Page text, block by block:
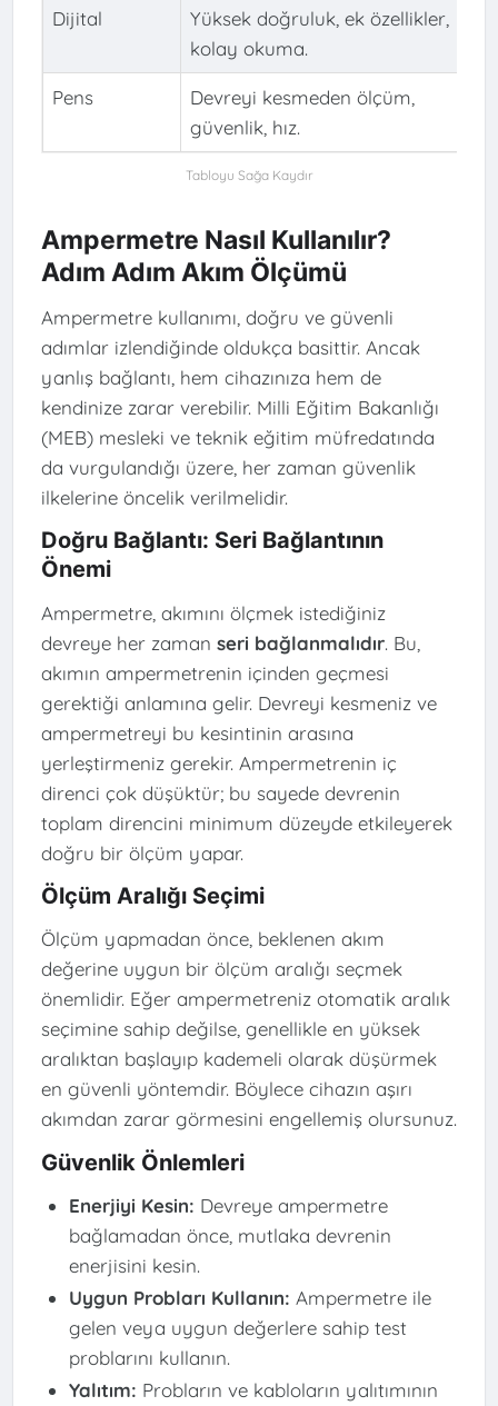
Dijital
Yüksek doğruluk, ek özellikler,
kolay okuma.
Pens
Devreyi kesmeden ölçüm,
güvenlik, hız.
Ampermetre Nasıl Kullanılır?
Adım Adım Akım Ölçümü
Ampermetre kullanımı, doğru ve güvenli
adımlar izlendiğinde oldukça basittir. Ancak
yanlış bağlantı, hem cihazınıza hem de
kendinize zarar verebilir. Milli Eğitim Bakanlığı
(MEB) mesleki ve teknik eğitim müfredatında
da vurgulandığı üzere, her zaman güvenlik
ilkelerine öncelik verilmelidir.
Doğru Bağlantı: Seri Bağlantının
Önemi
Ampermetre, akımını ölçmek istediğiniz
devreye her zaman seri bağlanmalıdır. Bu,
akımın ampermetrenin içinden geçmesi
gerektiği anlamına gelir. Devreyi kesmeniz ve
ampermetreyi bu kesintinin arasına
yerleştirmeniz gerekir. Ampermetrenin iç
direnci çok düşüktür; bu sayede devrenin
toplam direncini minimum düzeyde etkileyerek
doğru bir ölçüm yapar.
Ölçüm Aralığı Seçimi
Ölçüm yapmadan önce, beklenen akım
değerine uygun bir ölçüm aralığı seçmek
önemlidir. Eğer ampermetreniz otomatik aralık
seçimine sahip değilse, genellikle en yüksek
aralıktan başlayıp kademeli olarak düşürmek
en güvenli yöntemdir. Böylece cihazın aşırı
akımdan zarar görmesini engellemiş olursunuz.
Güvenlik Önlemleri
Enerjiyi Kesin: Devreye ampermetre
bağlamadan önce, mutlaka devrenin
enerjisini kesin.
Uygun Probları Kullanın: Ampermetre ile
gelen veya uygun değerlere sahip test
problarını kullanın.
Yalıtım: Probların ve kabloların yalıtımının